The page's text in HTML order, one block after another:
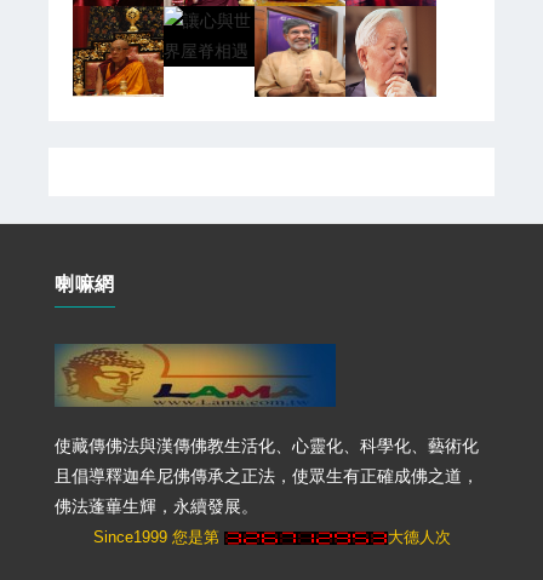
喇嘛網
使藏傳佛法與漢傳佛教生活化、心靈化、科學化、藝術化
且倡導釋迦牟尼佛傳承之正法，使眾生有正確成佛之道，
佛法蓬蓽生輝，永續發展。
Since1999 您是第 大德人次